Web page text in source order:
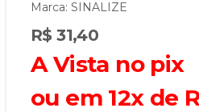
Marca: SINALIZE
R$ 31,40
A Vista no pix
ou em 12x de